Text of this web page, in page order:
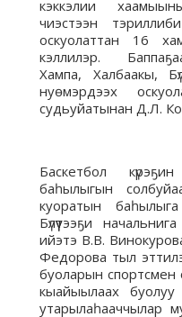
кэккэлии
чиэстээн
оскуолаттан 16
кэллилэр.
Хампа, Халбаакы,
нуөмэрдээх
судьуйатынан Д.Л.
Баскетбол
баһылыгын
куоратын
Бүлүүтээҕи
ийэтэ В.В.
Федорова тыл
буоларын спортсмен
кыайыылаах
утарылаһааччылар